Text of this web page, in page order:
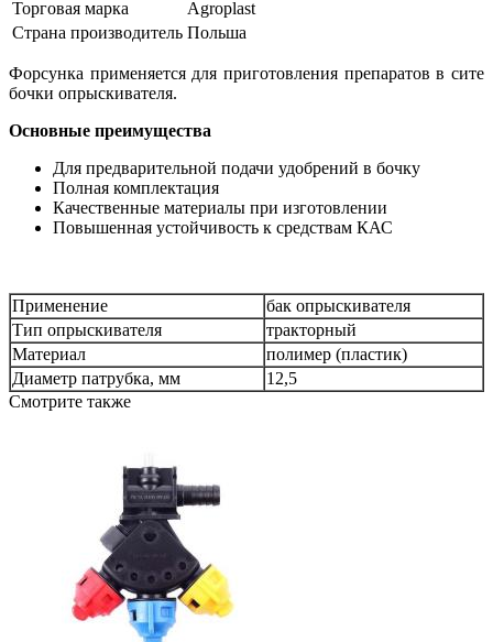
Торговая марка
Agroplast
Страна производитель Польша
Форсунка применяется для приготовления препаратов в сите
бочки опрыскивателя.
Основные преимущества
Для предварительной подачи удобрений в бочку
Полная комплектация
Качественные материалы при изготовлении
Повышенная устойчивость к средствам КАС
Применение
бак опрыскивателя
Тип опрыскивателя
тракторный
Материал
полимер (пластик)
Диаметр патрубка, мм
12,5
Смотрите также